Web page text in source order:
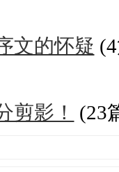
文的怀疑
剪影！
(23